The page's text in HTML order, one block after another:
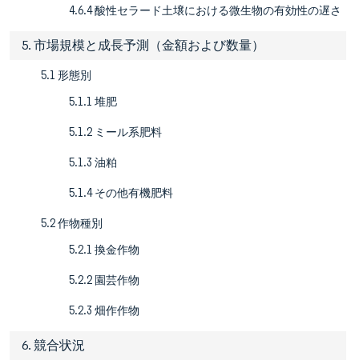
4.6.4 酸性セラード土壌における微生物の有効性の遅さ
5. 市場規模と成長予測（金額および数量）
5.1 形態別
5.1.1 堆肥
5.1.2 ミール系肥料
5.1.3 油粕
5.1.4 その他有機肥料
5.2 作物種別
5.2.1 換金作物
5.2.2 園芸作物
5.2.3 畑作作物
6. 競合状況